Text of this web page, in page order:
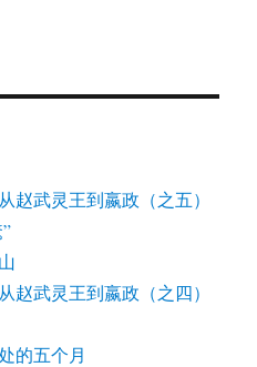
武灵王到嬴政（之五）
武灵王到嬴政（之四）
的五个月